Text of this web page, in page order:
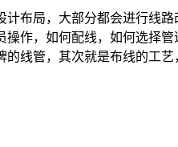
局，大部分都会进行线路
操作，如何配线，如何选择
的线管，其次就是布线的工